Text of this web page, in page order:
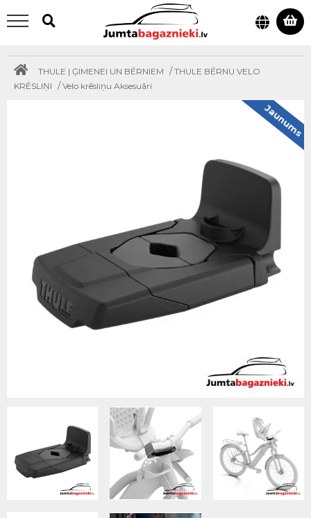
THULE | ĢIMENEI UN BĒRNIEM /THULE BĒRNU VELO
KRĒSLIŅI /Velo krēsliņu Aksesuāri
Jaunums